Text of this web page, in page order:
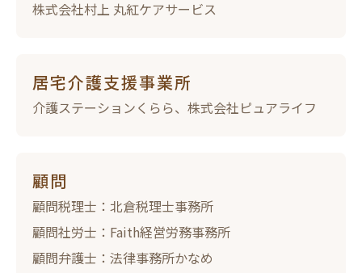
株式会社村上 丸紅ケアサービス
居宅介護支援事業所
介護ステーションくらら、株式会社ピュアライフ
顧問
顧問税理士：北倉税理士事務所
顧問社労士：Faith経営労務事務所
顧問弁護士：法律事務所かなめ